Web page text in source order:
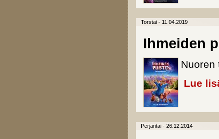
Torstai - 11.04.2019
Ihmeiden
Nuoren
Lue
Perjantai - 26.12.2014